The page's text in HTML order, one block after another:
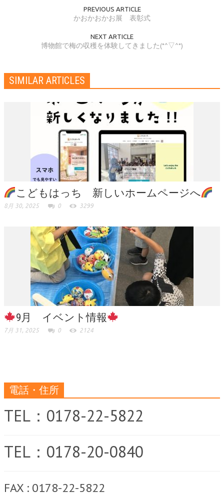
PREVIOUS ARTICLE
かおかおかお展 表彰式
NEXT ARTICLE
博物館で梅の収穫を体験してきました(*^▽^*)
SIMILAR ARTICLES
こどもはっち 新しいホームページへ
8月 30, 2025 0 3299
9月 イベント情報
7月 31, 2025 0 2124
電話・住所
TEL：0178-22-5822
TEL：0178-20-0840
FAX : 0178-22-5822